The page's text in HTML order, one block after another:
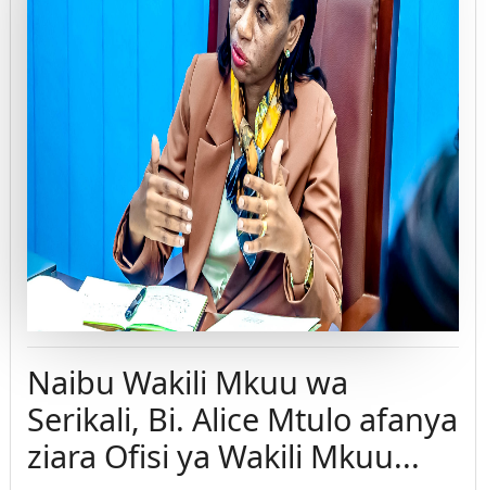
Naibu Wakili Mkuu wa
Serikali, Bi. Alice Mtulo afanya
ziara Ofisi ya Wakili Mkuu...